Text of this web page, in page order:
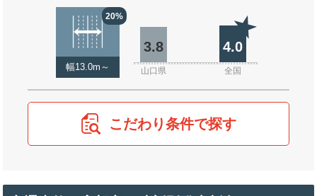
20%
幅13.0m～
3.8 4.0
山口県 全国
こだわり条件で探す